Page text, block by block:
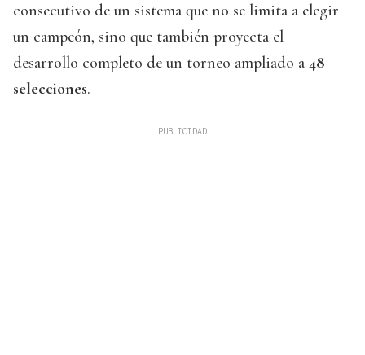
consecutivo de un sistema que no se limita a elegir
un campeón, sino que también proyecta el
desarrollo completo de un torneo ampliado a 48
selecciones.